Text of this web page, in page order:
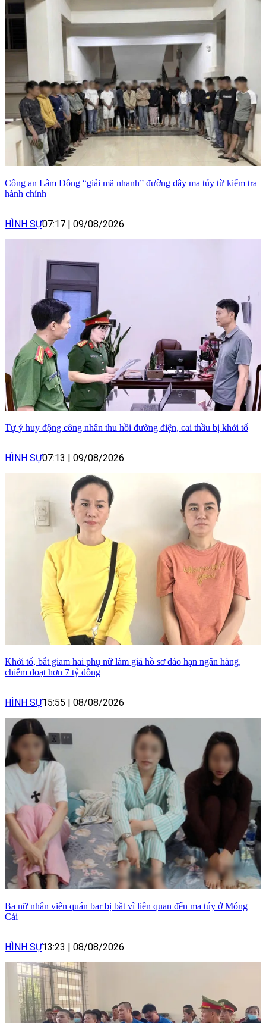
Công an Lâm Đồng “giải mã nhanh” đường dây ma túy từ kiểm tra
hành chính
HÌNH SỰ07:17 | 09/08/2026
Tự ý huy động công nhân thu hồi đường điện, cai thầu bị khởi tố
HÌNH SỰ07:13 | 09/08/2026
Khởi tố, bắt giam hai phụ nữ làm giả hồ sơ đáo hạn ngân hàng,
chiếm đoạt hơn 7 tỷ đồng
HÌNH SỰ15:55 | 08/08/2026
Ba nữ nhân viên quán bar bị bắt vì liên quan đến ma túy ở Móng
Cái
HÌNH SỰ13:23 | 08/08/2026